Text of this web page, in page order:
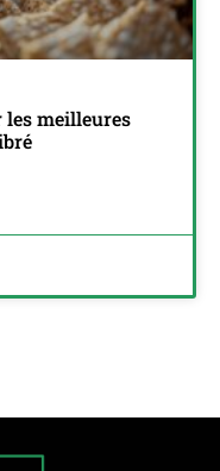
les meilleures